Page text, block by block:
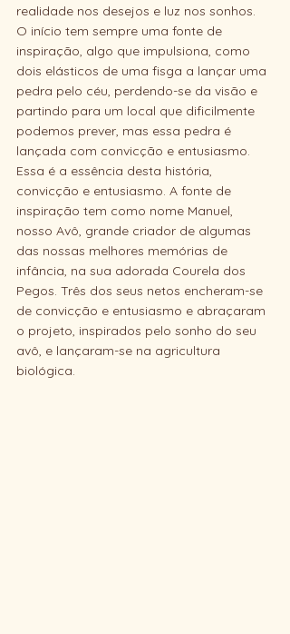
realidade nos desejos e luz nos sonhos.
O início tem sempre uma fonte de
inspiração, algo que impulsiona, como
dois elásticos de uma fisga a lançar uma
pedra pelo céu, perdendo-se da visão e
partindo para um local que dificilmente
podemos prever, mas essa pedra é
lançada com convicção e entusiasmo.
Essa é a essência desta história,
convicção e entusiasmo. A fonte de
inspiração tem como nome Manuel,
nosso Avô, grande criador de algumas
das nossas melhores memórias de
infância, na sua adorada Courela dos
Pegos. Três dos seus netos encheram-se
de convicção e entusiasmo e abraçaram
o projeto, inspirados pelo sonho do seu
avô, e lançaram-se na agricultura
biológica.